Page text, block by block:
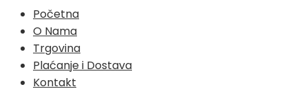
Skip
content
Početna
O Nama
Trgovina
Plaćanje i Dostava
Kontakt